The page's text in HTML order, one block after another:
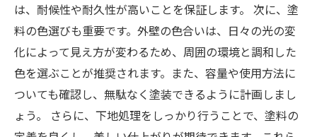
は、耐候性や耐久性が高いことを保証します。 次に、塗
料の色選びも重要です。外壁の色合いは、日々の光の変
化によって見え方が変わるため、周囲の環境と調和した
色を選ぶことが推奨されます。また、容量や使用方法に
ついても確認し、無駄なく塗装できるように計画しまし
ょう。 さらに、下地処理をしっかり行うことで、塗料の